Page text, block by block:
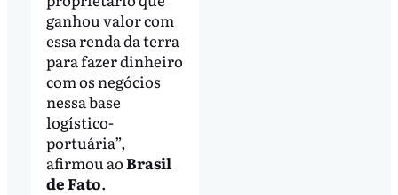
ganhou valor com
essa renda da terra
para fazer dinheiro
com os negócios
nessa base
logístico-
portuária”,
afirmou aoBrasil
de Fato.